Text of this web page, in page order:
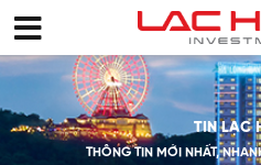
TIN LẠC
THÔNG TIN MỚI NHẤT,